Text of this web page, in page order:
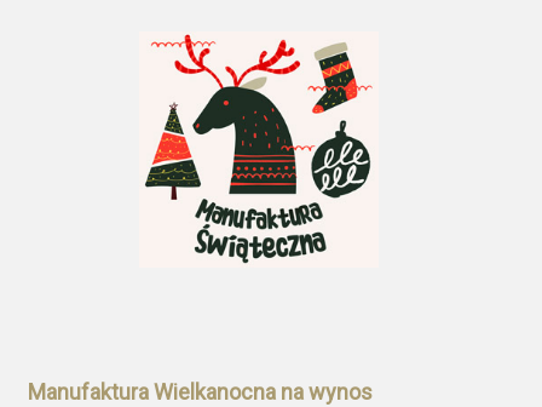
Manufaktura Wielkanocna na wynos